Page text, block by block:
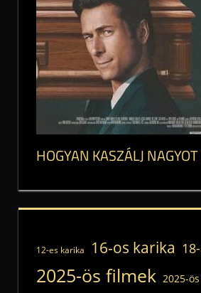
HOGYAN KASZÁLJ
12-es karika 16-os karika
2025-ös filmek 2025-